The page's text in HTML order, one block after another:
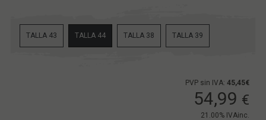
TALLA 43 TALLA 44 TALLA 38 TALLA 39
PVP sin IVA:45,45€
54,99 €
21.00% IVAinc.